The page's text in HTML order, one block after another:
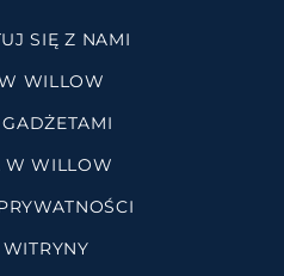
SIĘ Z NAMI
WILLOW
W WILLOW